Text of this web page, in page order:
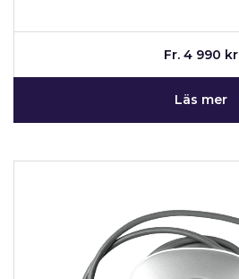
Fr. 4 990 kr
Läs mer